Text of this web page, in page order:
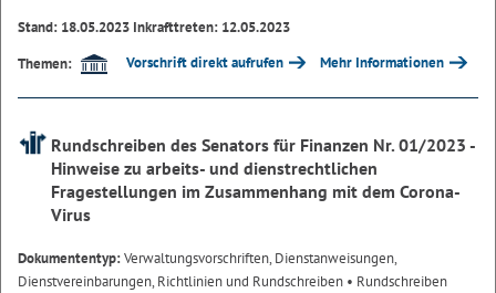
Stand: 18.05.2023 Inkrafttreten: 12.05.2023
Themen:
Vorschrift direkt aufrufen Mehr Informationen
Rundschreiben des Senators für Finanzen Nr. 01/2023 -
Hinweise zu arbeits- und dienstrechtlichen
Fragestellungen im Zusammenhang mit dem Corona-
Virus
Dokumententyp:Verwaltungsvorschriften, Dienstanweisungen,
Dienstvereinbarungen, Richtlinien und Rundschreiben • Rundschreiben